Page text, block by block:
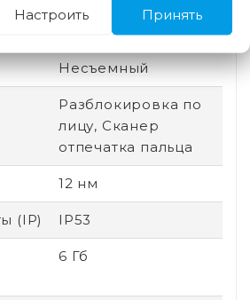
Mediatek
Несъемный
Разблокировка по
лицу, Сканер
отпечатка пальца
12 нм
(IP) IP53
6 Гб
Настроить Принять